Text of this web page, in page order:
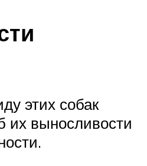
этих собак
их выносливости